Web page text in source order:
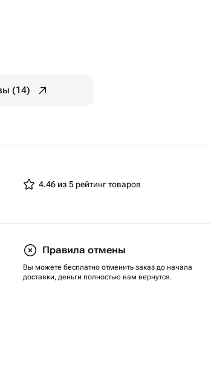
(14)
4.46 из 5 рейтинг товаров
Правила отмены
Вы можете бесплатно отменить заказ до начала
доставки, деньги полностью вам вернутся.